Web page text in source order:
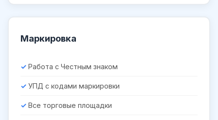
Маркировка
Работа с Честным знаком
УПД с кодами маркировки
Все торговые площадки